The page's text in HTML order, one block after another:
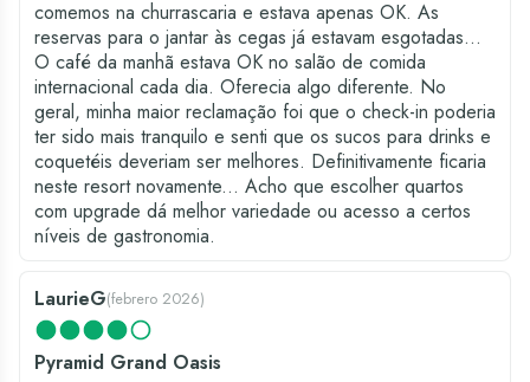
comemos na churrascaria e estava apenas OK. As
reservas para o jantar às cegas já estavam esgotadas...
O café da manhã estava OK no salão de comida
internacional cada dia. Oferecia algo diferente. No
geral, minha maior reclamação foi que o check-in poderia
ter sido mais tranquilo e senti que os sucos para drinks e
coquetéis deveriam ser melhores. Definitivamente ficaria
neste resort novamente... Acho que escolher quartos
com upgrade dá melhor variedade ou acesso a certos
níveis de gastronomia.
LaurieG(febrero 2026)
Pyramid Grand Oasis